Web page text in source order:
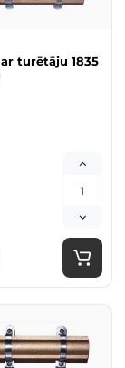
turētāju 1835